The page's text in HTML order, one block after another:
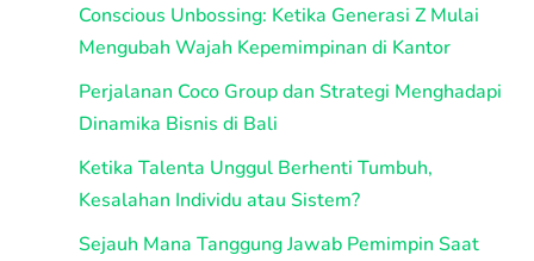
Conscious Unbossing: Ketika Generasi Z Mulai
Mengubah Wajah Kepemimpinan di Kantor
Perjalanan Coco Group dan Strategi Menghadapi
Dinamika Bisnis di Bali
Ketika Talenta Unggul Berhenti Tumbuh,
Kesalahan Individu atau Sistem?
Sejauh Mana Tanggung Jawab Pemimpin Saat